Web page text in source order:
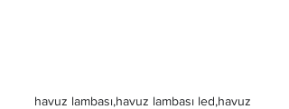
havuz lambası,havuz lambası led,havuz